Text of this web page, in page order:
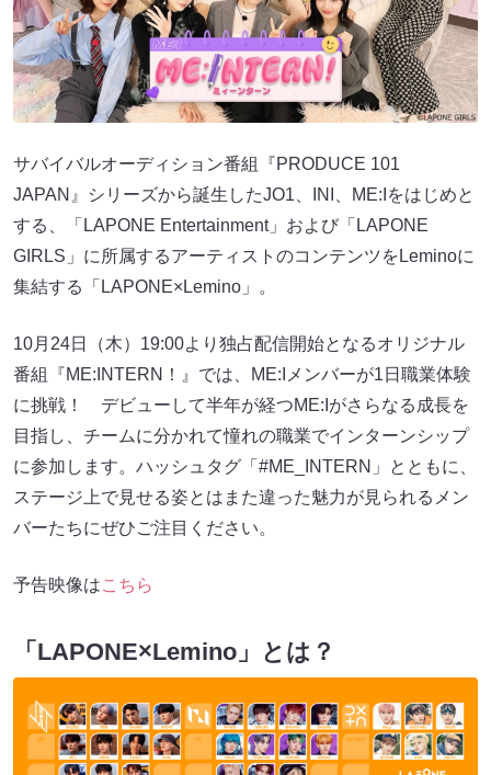
サバイバルオーディション番組『PRODUCE 101
JAPAN』シリーズから誕生したJO1、INI、ME:Iをはじめと
する、「LAPONE Entertainment」および「LAPONE
GIRLS」に所属するアーティストのコンテンツをLeminoに
集結する「LAPONE×Lemino」。
10月24日（木）19:00より独占配信開始となるオリジナル
番組『ME:INTERN！』では、ME:Iメンバーが1日職業体験
に挑戦！ デビューして半年が経つME:Iがさらなる成長を
目指し、チームに分かれて憧れの職業でインターンシップ
に参加します。ハッシュタグ「#ME_INTERN」とともに、
ステージ上で見せる姿とはまた違った魅力が見られるメン
バーたちにぜひご注目ください。
予告映像はこちら
「LAPONE×Lemino」とは？